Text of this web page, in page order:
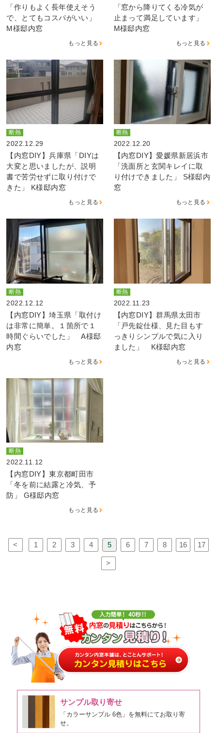
「作りもよく長年使えそう
で、とてもコスパがいい」
M様邸内窓
もっと見る
「窓から降りてくる冷気が
止まって満足しています」
M様邸内窓
もっと見る
断熱
2022.12.29
【内窓DIY】兵庫県「DIYは
大変と思いましたが、説明
書で苦労せずに取り付けで
きた」 K様邸内窓
もっと見る
断熱
2022.12.20
【内窓DIY】愛媛県新居浜市
「洗面所と玄関キレイに取
り付けできました」 S様邸内
窓
もっと見る
断熱
2022.12.12
【内窓DIY】埼玉県「取付け
は非常に簡単。１箇所で１
時間ぐらいでした」 A様邸
内窓
もっと見る
断熱
2022.11.23
【内窓DIY】群馬県太田市
「戸先錠仕様、見た目もす
っきりシンプルで気に入り
ました」 K様邸内窓
もっと見る
断熱
2022.11.12
【内窓DIY】東京都町田市
「冬を前に結露と冷気、予
防」 G様邸内窓
もっと見る
< 1 2 3 4 5 6 7 8 16 17
>
サンプル取り寄せ
「カラーサンプル 6色」を無料にてお取り寄
せ。